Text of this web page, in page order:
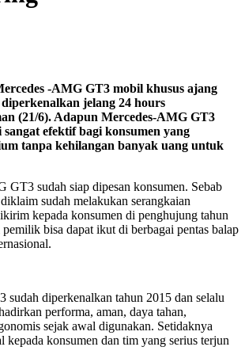
-AMG GT3 mobil khusus ajang
jelang 24 hours
(21/6). Adapun Mercedes-AMG GT3
efektif bagi konsumen yang
tanpa kehilangan banyak uang untuk
GT3 sudah siap dipesan konsumen. Sebab
sudah melakukan serangkaian
kepada konsumen di penghujung tahun
bisa dapat ikut di berbagai pentas balap
sudah diperkenalkan tahun 2015 dan selalu
performa, aman, daya tahan,
sejak awal digunakan. Setidaknya
kepada konsumen dan tim yang serius terjun